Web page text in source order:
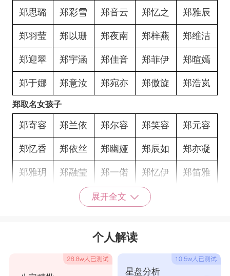
郑思璐 郑彩雪 郑音云 郑忆之 郑雅辰
郑羽莹 郑以珊 郑夜南 郑梓燕 郑维洁
郑迎翠 郑宇涵 郑佳音 郑菲伊 郑暄嫣
郑于娜 郑意汝 郑宛亦 郑傲旋 郑浩岚
郑取名女孩子
郑寄容 郑兰依 郑尔容 郑笑容 郑元容
郑忆香 郑依丝 郑幽娅 郑辰如 郑亦凝
郑雅玥 郑融莹 郑一偌 郑忆伊 郑笛雅
郑淇钰 郑语露 郑晓红
郑雅妤
郑嫣缇 郑彤菡 郑滢姗 郑熙萱
展开全文
个人解读
星盘分析